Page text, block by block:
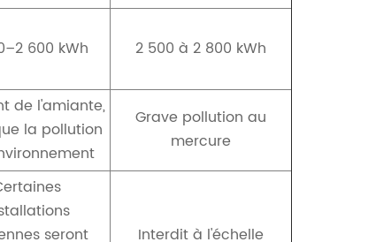
600 kWh 2 500 à 2 800 kWh
de l'amiante,
la pollution
Grave pollution au
mercure
seront
Interdit à l'échelle